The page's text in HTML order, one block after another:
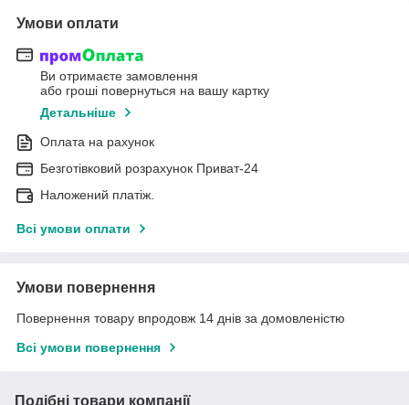
Умови оплати
Ви отримаєте замовлення
або гроші повернуться на вашу картку
Детальніше
Оплата на рахунок
Безготівковий розрахунок Приват-24
Наложений платіж.
Всі умови оплати
Умови повернення
Повернення товару впродовж 14 днів за домовленістю
Всі умови повернення
Подібні товари компанії